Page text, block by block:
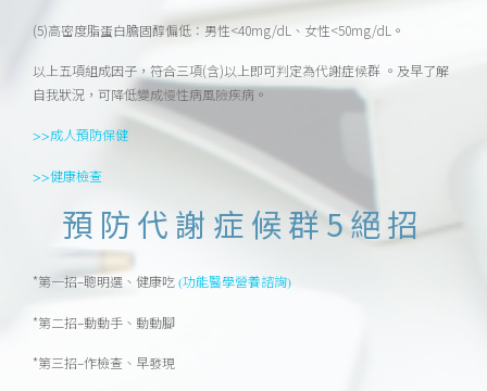
(5)高密度脂蛋白膽固醇偏低：男性<40mg/dL、女性<50mg/dL。
以上五項組成因子，符合三項(含)以上即可判定為代謝症候群 。及早了解
自我狀況，可降低變成慢性病風險疾病。
>>成人預防保健
>>健康檢查
預防代謝症候群5絕招
*第一招–聰明選、健康吃(功能醫學營養諮詢)
*第二招–動動手、動動腳
*第三招–作檢查、早發現